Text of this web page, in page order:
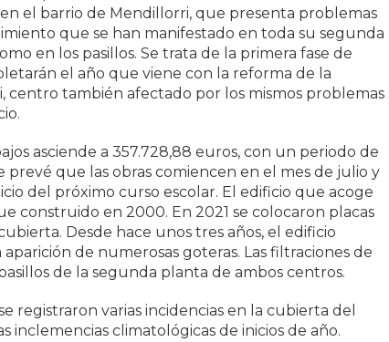
el barrio de Mendillorri, que presenta problemas
que se han manifestado en toda su segunda
en los pasillos. Se trata de la primera fase de
el año que viene con la reforma de la
centro también afectado por los mismos problemas
asciende a 357.728,88 euros, con un periodo de
prevé que las obras comiencen en el mes de julio y
del próximo curso escolar. El edificio que acoge
construido en 2000. En 2021 se colocaron placas
Desde hace unos tres años, el edificio
de numerosas goteras. Las filtraciones de
de la segunda planta de ambos centros.
registraron varias incidencias en la cubierta del
inclemencias climatológicas de inicios de año.